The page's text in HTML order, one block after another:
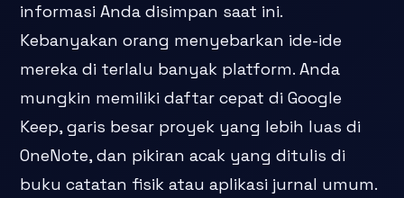
informasi Anda disimpan saat ini.
Kebanyakan orang menyebarkan ide-ide
mereka di terlalu banyak platform. Anda
mungkin memiliki daftar cepat di Google
Keep, garis besar proyek yang lebih luas di
OneNote, dan pikiran acak yang ditulis di
buku catatan fisik atau aplikasi jurnal umum.